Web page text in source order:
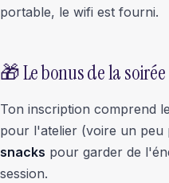
portable, le wifi est fourni.
🎁 Le bonus de la soirée
Ton inscription comprend
pour l'atelier (voire un peu
snacks pour garder de
session.